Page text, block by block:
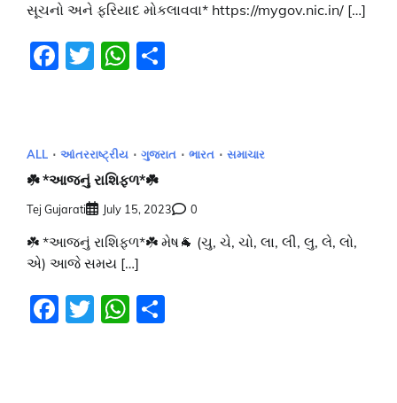
સૂચનો અને ફરિયાદ મોકલાવવા* https://mygov.nic.in/ […]
Facebook
TwitterWhatsApp
ALL આંતરરાષ્ટ્રીય ગુજરાત ભારત સમાચાર
☘️ *આજનું રાશિફળ*☘️
Tej Gujarati July 15, 2023 0
☘️ *આજનું રાશિફળ*☘️ મેષ🐐 (ચુ, ચે, ચો, લા, લી, લુ, લે, લો,
એ) આજે સમય […]
Facebook
TwitterWhatsApp